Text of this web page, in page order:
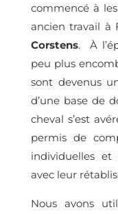
commencé à
ancien travail à
Corstens. À
peu plus
sont devenus
d’une base de
cheval s’est
permis de
individuelles
avec leur
Nous avons